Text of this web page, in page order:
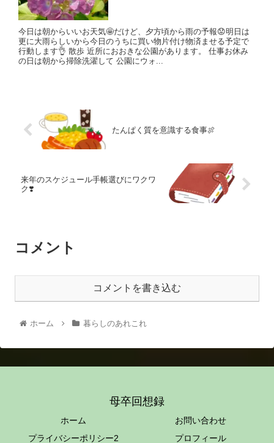
今日は朝からいいお天気🤩だけど、夕方頃から雨の予報😟明日は
更に大雨らしいから今日のうちに買い物片付け物済ませる予定で
行動します👌 散歩 近所におおきな公園があります。 仕事お休み
の日は朝から掃除洗濯して 公園にウォ...
たんぱく質を意識する食事🍖
来年のスケジュール手帳選びにワクワ
ク❣️
コメント
コメントを書き込む
ホーム 暮らしのあれこれ
母卒回想録
ホーム
お問い合わせ
プライバシーポリシー2
プロフィール